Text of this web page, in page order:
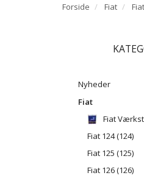
Forside Fiat
Nyheder
Fiat
Fiat
Fiat 124 (124)
Fiat 125 (125)
Fiat 126 (126)